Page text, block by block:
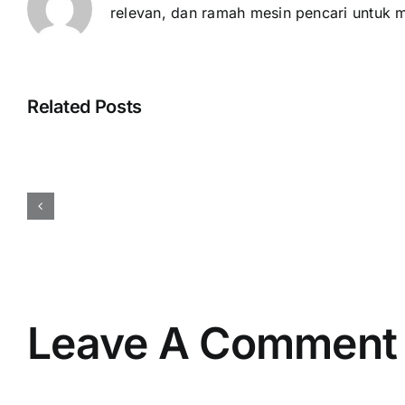
relevan, dan ramah mesin pencari untuk
Related Posts
Tepat
Leave A Comment